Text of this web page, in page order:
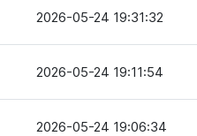
2026-05-24 19:31:32
2026-05-24 19:11:54
2026-05-24 19:06:34